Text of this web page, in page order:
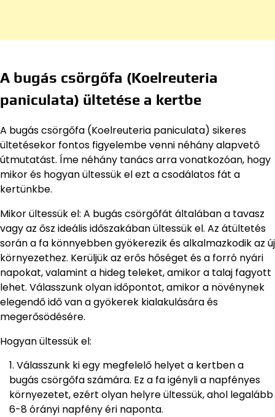
A bugás csörgőfa (Koelreuteria
paniculata) ültetése a kertbe
A bugás csörgőfa (Koelreuteria paniculata) sikeres
ültetésekor fontos figyelembe venni néhány alapvető
útmutatást. Íme néhány tanács arra vonatkozóan, hogy
mikor és hogyan ültessük el ezt a csodálatos fát a
kertünkbe.
Mikor ültessük el: A bugás csörgőfát általában a tavasz
vagy az ősz ideális időszakában ültessük el. Az átültetés
során a fa könnyebben gyökerezik és alkalmazkodik az új
környezethez. Kerüljük az erős hőséget és a forró nyári
napokat, valamint a hideg teleket, amikor a talaj fagyott
lehet. Válasszunk olyan időpontot, amikor a növénynek
elegendő idő van a gyökerek kialakulására és
megerősödésére.
Hogyan ültessük el:
Válasszunk ki egy megfelelő helyet a kertben a
bugás csörgőfa számára. Ez a fa igényli a napfényes
környezetet, ezért olyan helyre ültessük, ahol legalább
6-8 órányi napfény éri naponta.